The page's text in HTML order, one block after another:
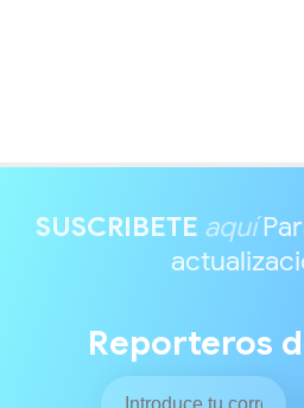
SUSCRIBETE aquí
Reporteros